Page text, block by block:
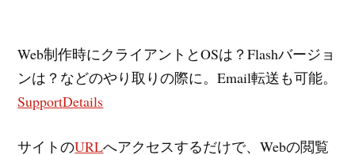
Web制作時にクライアントとOSは？Flashバージョ
ンは？などのやり取りの際に。Email転送も可能。
SupportDetails
サイトのURLへアクセスするだけで、Webの閲覧